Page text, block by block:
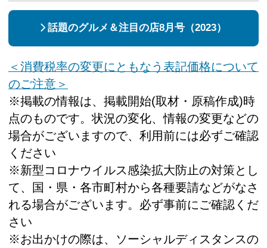
話題のグルメ＆注目の店8月号（2023）
＜消費税率の変更にともなう表記価格について
のご注意＞
※掲載の情報は、掲載開始(取材・原稿作成)時
点のものです。状況の変化、情報の変更などの
場合がございますので、利用前には必ずご確認
ください
※新型コロナウイルス感染拡大防止の対策とし
て、国・県・各市町村から各種要請などがなさ
れる場合がございます。必ず事前にご確認くだ
さい
※お出かけの際は、ソーシャルディスタンスの